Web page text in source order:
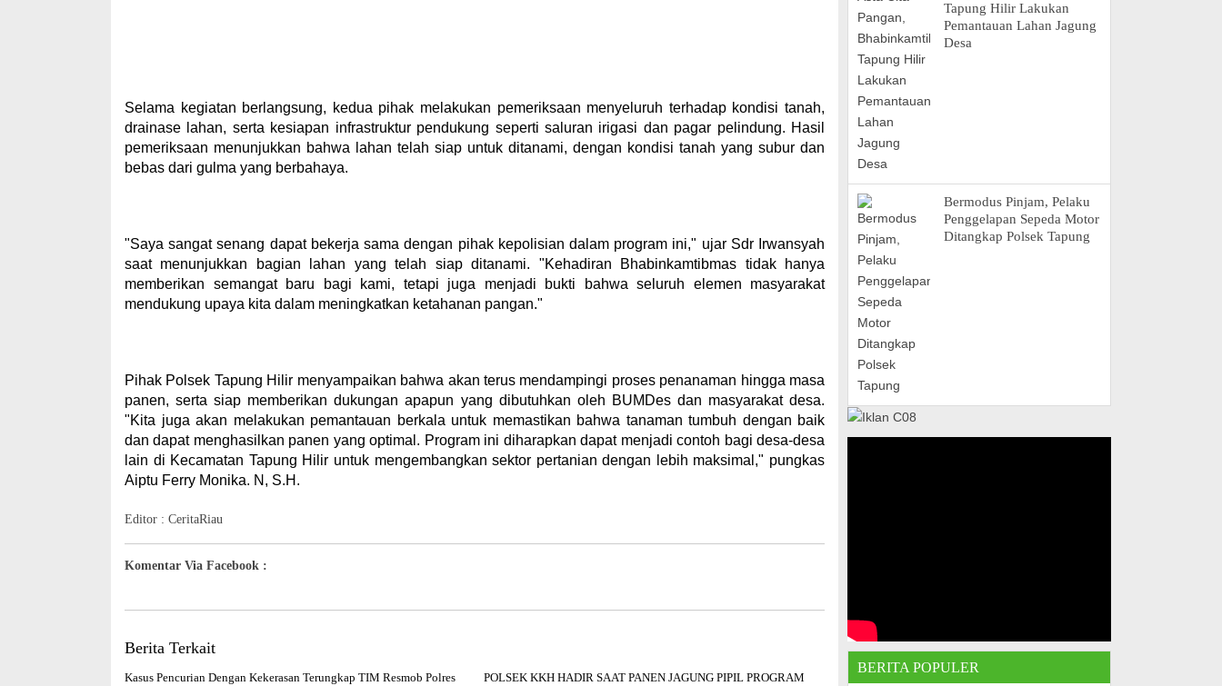
Selama kegiatan berlangsung, kedua pihak melakukan pemeriksaan menyeluruh terhadap kondisi tanah,
drainase lahan, serta kesiapan infrastruktur pendukung seperti saluran irigasi dan pagar pelindung. Hasil
pemeriksaan menunjukkan bahwa lahan telah siap untuk ditanami, dengan kondisi tanah yang subur dan
bebas dari gulma yang berbahaya.
"Saya sangat senang dapat bekerja sama dengan pihak kepolisian dalam program ini," ujar Sdr Irwansyah
saat menunjukkan bagian lahan yang telah siap ditanami. "Kehadiran Bhabinkamtibmas tidak hanya
memberikan semangat baru bagi kami, tetapi juga menjadi bukti bahwa seluruh elemen masyarakat
mendukung upaya kita dalam meningkatkan ketahanan pangan."
Pihak Polsek Tapung Hilir menyampaikan bahwa akan terus mendampingi proses penanaman hingga masa
panen, serta siap memberikan dukungan apapun yang dibutuhkan oleh BUMDes dan masyarakat desa.
"Kita juga akan melakukan pemantauan berkala untuk memastikan bahwa tanaman tumbuh dengan baik
dan dapat menghasilkan panen yang optimal. Program ini diharapkan dapat menjadi contoh bagi desa-desa
lain di Kecamatan Tapung Hilir untuk mengembangkan sektor pertanian dengan lebih maksimal," pungkas
Aiptu Ferry Monika. N, S.H.
Editor : CeritaRiau
Komentar Via Facebook :
Berita Terkait
Kasus Pencurian Dengan Kekerasan Terungkap TIM Resmob Polres
POLSEK KKH HADIR SAAT PANEN JAGUNG PIPIL PROGRAM
Tapung Hilir Lakukan
Pemantauan Lahan Jagung
Desa
Bermodus Pinjam, Pelaku
Penggelapan Sepeda Motor
Ditangkap Polsek Tapung
BERITA POPULER